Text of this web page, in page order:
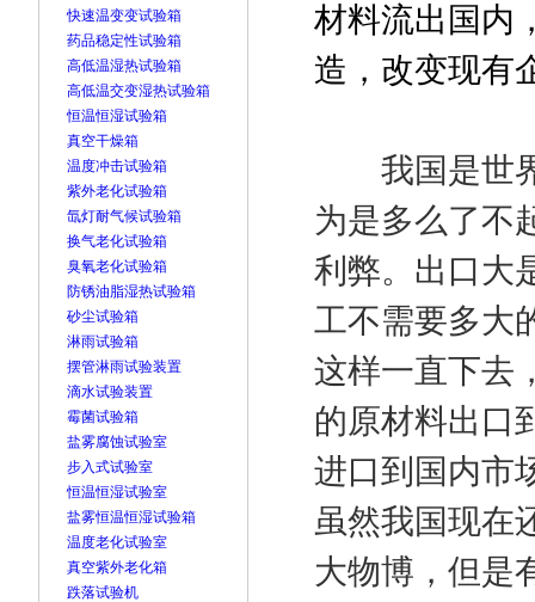
快速温变变试验箱
药品稳定性试验箱
高低温湿热试验箱
高低温交变湿热试验箱
恒温恒湿试验箱
真空干燥箱
温度冲击试验箱
紫外老化试验箱
氙灯耐气候试验箱
换气老化试验箱
臭氧老化试验箱
防锈油脂湿热试验箱
砂尘试验箱
淋雨试验箱
摆管淋雨试验装置
滴水试验装置
霉菌试验箱
盐雾腐蚀试验室
步入式试验室
恒温恒湿试验室
盐雾恒温恒湿试验箱
温度老化试验室
真空紫外老化箱
跌落试验机
材料流出国内
造，改变现有
我国是世界
为是多么了不
利弊。出口大
工不需要多大
这样一直下去
的原材料出口
进口到国内市
虽然我国现在
大物博，但是